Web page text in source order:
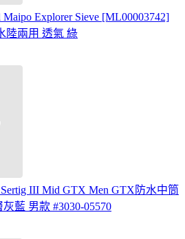
Explorer Sieve [ML00003742]
陸兩用 透氣 綠
III Mid GTX Men GTX防水中筒
藍 男款 #3030-05570